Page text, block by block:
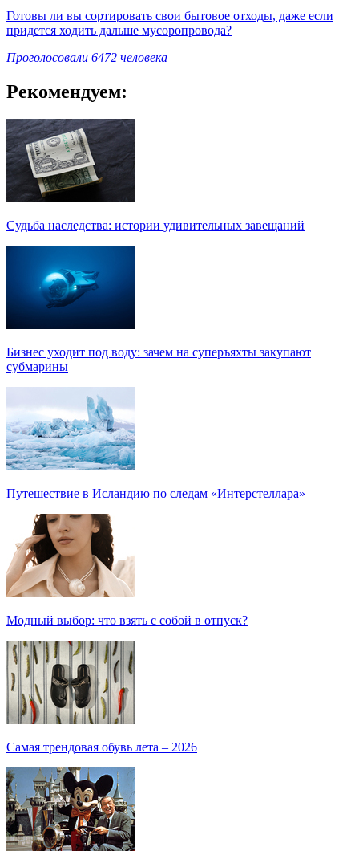
Готовы ли вы сортировать свои бытовое отходы, даже если
придется ходить дальше мусоропровода?
Проголосовали 6472 человека
Рекомендуем:
Судьба наследства: истории удивительных завещаний
Бизнес уходит под воду: зачем на суперъяхты закупают
субмарины
Путешествие в Исландию по следам «Интерстеллара»
Модный выбор: что взять с собой в отпуск?
Самая трендовая обувь лета – 2026